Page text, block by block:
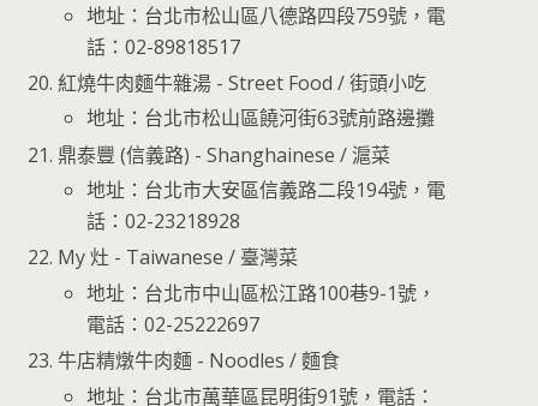
地址：台北市松山區八德路四段759號，電
話：02-89818517
紅燒牛肉麵牛雜湯 - Street Food / 街頭小吃
地址：台北市松山區饒河街63號前路邊攤
鼎泰豐 (信義路) - Shanghainese / 滬菜
地址：台北市大安區信義路二段194號，電
話：02-23218928
My 灶 - Taiwanese / 臺灣菜
地址：台北市中山區松江路100巷9-1號，
電話：02-25222697
牛店精燉牛肉麵 - Noodles / 麵食
地址：台北市萬華區昆明街91號，電話：